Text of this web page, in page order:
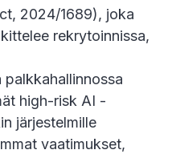
2024/1689), joka
rekrytoinnissa,
high-risk AI -
järjestelmille
vaatimukset,